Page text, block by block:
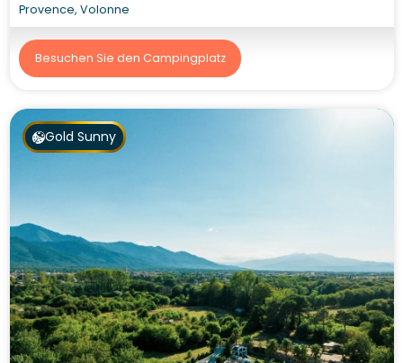
Provence, Volonne
Besuchen Sie den Campingplatz
Gold Sunny